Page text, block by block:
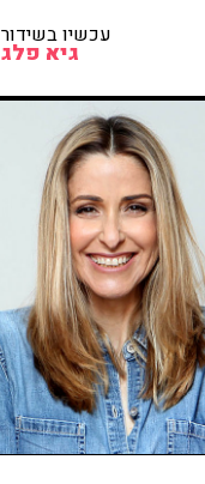
עכשיו בשידור
גיא פלג